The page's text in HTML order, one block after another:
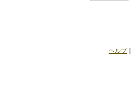
ヘルプ｜